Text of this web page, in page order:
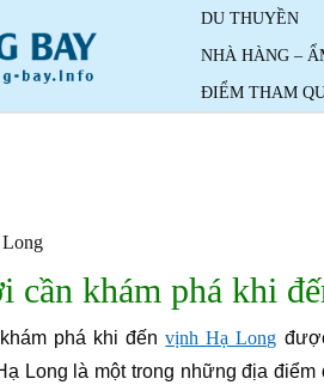
DU THUYỀN
NHÀ HÀNG –
ĐIỂM THAM
cần khám phá khi
phá khi đếnvịnh Hạ Long
Long là một trong những địa